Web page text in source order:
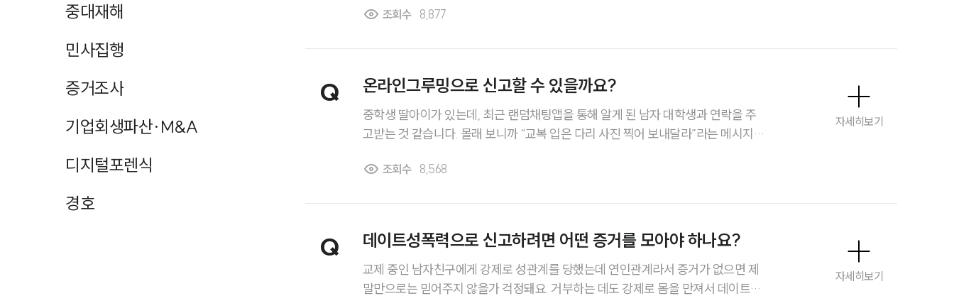
중대재해
민사집행
증거조사
기업회생파산·M&A
디지털포렌식
경호
조회수 8,877
Q 온라인그루밍으로 신고할 수 있을까요?
중학생 딸아이가 있는데, 최근 랜덤채팅앱을 통해 알게 된 남자 대학생과 연락을 주
고받는 것 같습니다. 몰래 보니까 “교복 입은 다리 사진 찍어 보내달라”라는 메시지
으로 그 남성을 처벌할 수 있을까요?
조회수 8,568
자세히보기
Q 데이트성폭력으로 신고하려면 어떤 증거를 모아야 하나요?
교제 중인 남자친구에게 강제로 성관계를 당했는데 연인관계라서 증거가 없으면 제
말만으로는 믿어주지 않을가 걱정돼요. 거부하는 데도 강제로 몸을 만져서 데이트성
자세히보기
히스토리